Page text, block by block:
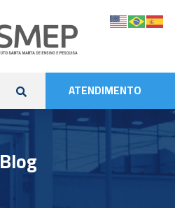
ATENDIMENTO
Blog